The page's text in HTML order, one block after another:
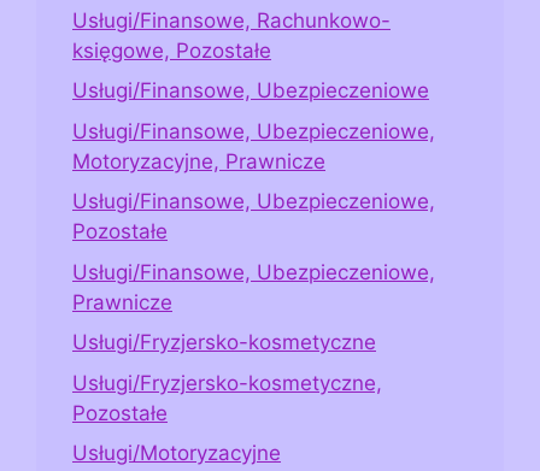
Usługi/Finansowe, Rachunkowo-
księgowe, Pozostałe
Usługi/Finansowe, Ubezpieczeniowe
Usługi/Finansowe, Ubezpieczeniowe,
Motoryzacyjne, Prawnicze
Usługi/Finansowe, Ubezpieczeniowe,
Pozostałe
Usługi/Finansowe, Ubezpieczeniowe,
Prawnicze
Usługi/Fryzjersko-kosmetyczne
Usługi/Fryzjersko-kosmetyczne,
Pozostałe
Usługi/Motoryzacyjne